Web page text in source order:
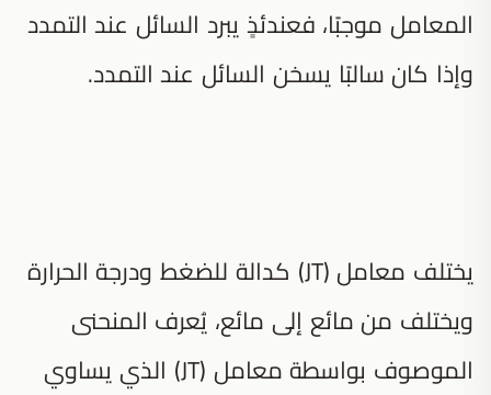
المعامل موجبًا، فعندئذٍ يبرد السائل عند التمدد
وإذا كان سالبًا يسخن السائل عند التمدد.
يختلف معامل (JT) كدالة للضغط ودرجة الحرارة
ويختلف من مائع إلى مائع، يُعرف المنحنى
الموصوف بواسطة معامل (JT) الذي يساوي